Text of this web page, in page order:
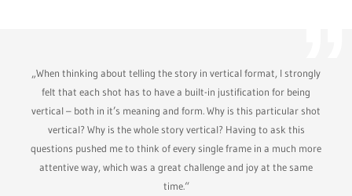
„When thinking about telling the story in vertical format, I strongly
felt that each shot has to have a built-in justification for being
vertical – both in it’s meaning and form. Why is this particular shot
vertical? Why is the whole story vertical? Having to ask this
questions pushed me to think of every single frame in a much more
attentive way, which was a great challenge and joy at the same
time.“